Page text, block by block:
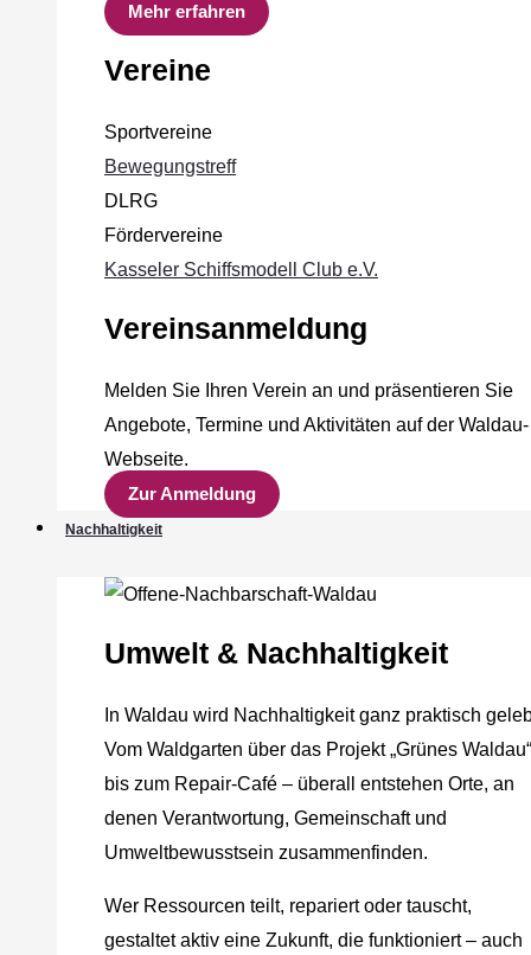
Mehr erfahren
Vereine
Sportvereine
Bewegungstreff
DLRG
Fördervereine
Kasseler Schiffsmodell Club e.V.
Vereinsanmeldung
Melden Sie Ihren Verein an und präsentieren Sie
Angebote, Termine und Aktivitäten auf der Waldau-
Webseite.
Zur Anmeldung
Nachhaltigkeit
Umwelt & Nachhaltigkeit
In Waldau wird Nachhaltigkeit ganz praktisch
Vom Waldgarten über das Projekt „Grünes Waldau“
bis zum Repair-Café – überall entstehen Orte, an
denen Verantwortung, Gemeinschaft und
Umweltbewusstsein zusammenfinden.
Wer Ressourcen teilt, repariert oder tauscht,
gestaltet aktiv eine Zukunft, die funktioniert – auch